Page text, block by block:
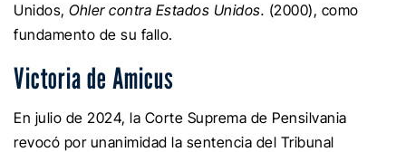
Unidos, Ohler contra Estados Unidos. (2000), como
fundamento de su fallo.
Victoria de Amicus
En julio de 2024, la Corte Suprema de Pensilvania
revocó por unanimidad la sentencia del Tribunal